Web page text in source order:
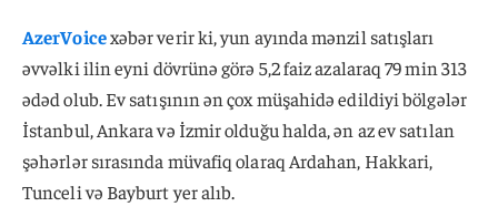
AzerVoicexəbər verir ki, yun ayında mənzil satışları
əvvəlki ilin eyni dövrünə görə 5,2 faiz azalaraq 79 min 313
ədəd olub. Ev satışının ən çox müşahidə edildiyi bölgələr
İstanbul, Ankara və İzmir olduğu halda, ən az ev satılan
şəhərlər sırasında müvafiq olaraq Ardahan, Hakkari,
Tunceli və Bayburt yer alıb.